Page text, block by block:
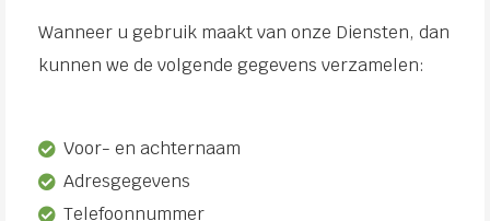
Wanneer u gebruik maakt van onze Diensten, dan
kunnen we de volgende gegevens verzamelen:
Voor- en achternaam
Adresgegevens
Telefoonnummer